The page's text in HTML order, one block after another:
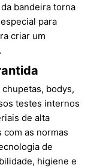
bandeira torna
para
criar um
bodys,
testes internos
de alta
com as normas
de
higiene e